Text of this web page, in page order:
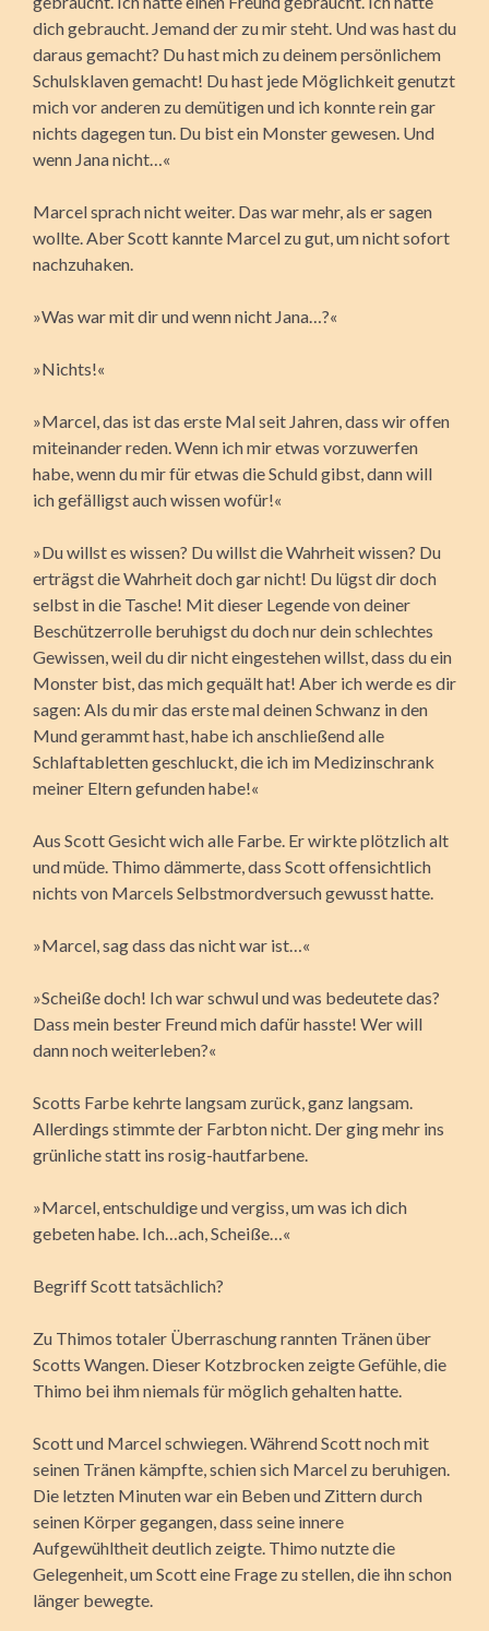
dich gebraucht. Jemand der zu mir steht. Und was hast du
daraus gemacht? Du hast mich zu deinem persönlichem
Schulsklaven gemacht! Du hast jede Möglichkeit genutzt
mich vor anderen zu demütigen und ich konnte rein gar
nichts dagegen tun. Du bist ein Monster gewesen. Und
wenn Jana nicht…«
Marcel sprach nicht weiter. Das war mehr, als er sagen
wollte. Aber Scott kannte Marcel zu gut, um nicht sofort
nachzuhaken.
»Was war mit dir und wenn nicht Jana…?«
»Nichts!«
»Marcel, das ist das erste Mal seit Jahren, dass wir offen
miteinander reden. Wenn ich mir etwas vorzuwerfen
habe, wenn du mir für etwas die Schuld gibst, dann will
ich gefälligst auch wissen wofür!«
»Du willst es wissen? Du willst die Wahrheit wissen? Du
erträgst die Wahrheit doch gar nicht! Du lügst dir doch
selbst in die Tasche! Mit dieser Legende von deiner
Beschützerrolle beruhigst du doch nur dein schlechtes
Gewissen, weil du dir nicht eingestehen willst, dass du ein
Monster bist, das mich gequält hat! Aber ich werde es dir
sagen: Als du mir das erste mal deinen Schwanz in den
Mund gerammt hast, habe ich anschließend alle
Schlaftabletten geschluckt, die ich im Medizinschrank
meiner Eltern gefunden habe!«
Aus Scott Gesicht wich alle Farbe. Er wirkte plötzlich alt
und müde. Thimo dämmerte, dass Scott offensichtlich
nichts von Marcels Selbstmordversuch gewusst hatte.
»Marcel, sag dass das nicht war ist…«
»Scheiße doch! Ich war schwul und was bedeutete das?
Dass mein bester Freund mich dafür hasste! Wer will
dann noch weiterleben?«
Scotts Farbe kehrte langsam zurück, ganz langsam.
Allerdings stimmte der Farbton nicht. Der ging mehr ins
grünliche statt ins rosig-hautfarbene.
»Marcel, entschuldige und vergiss, um was ich dich
gebeten habe. Ich…ach, Scheiße…«
Begriff Scott tatsächlich?
Zu Thimos totaler Überraschung rannten Tränen über
Scotts Wangen. Dieser Kotzbrocken zeigte Gefühle, die
Thimo bei ihm niemals für möglich gehalten hatte.
Scott und Marcel schwiegen. Während Scott noch mit
seinen Tränen kämpfte, schien sich Marcel zu beruhigen.
Die letzten Minuten war ein Beben und Zittern durch
seinen Körper gegangen, dass seine innere
Aufgewühltheit deutlich zeigte. Thimo nutzte die
Gelegenheit, um Scott eine Frage zu stellen, die ihn schon
länger bewegte.